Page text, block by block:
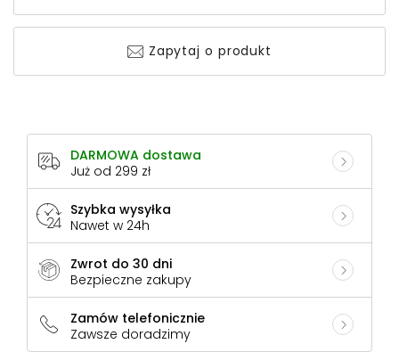
Zapytaj o produkt
DARMOWA dostawa
Już od 299 zł
Szybka wysyłka
Nawet w 24h
Zwrot do 30 dni
Bezpieczne zakupy
Zamów telefonicznie
Zawsze doradzimy